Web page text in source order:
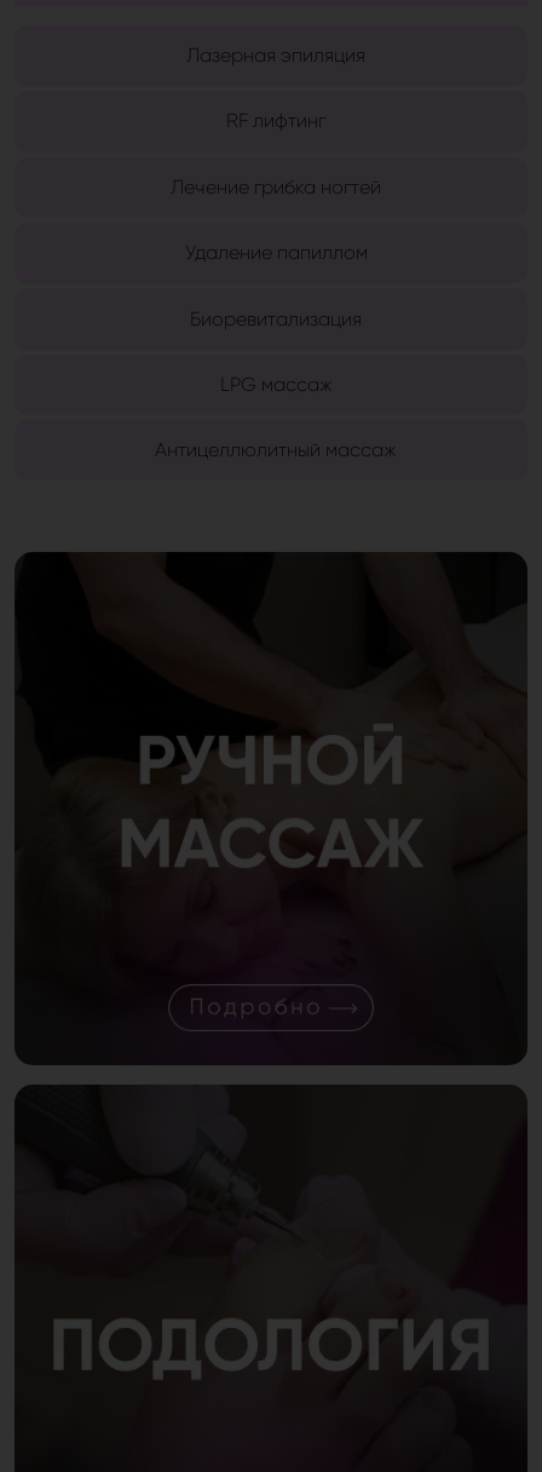
Лазерная эпиляция
RF лифтинг
Лечение грибка ногтей
Удаление папиллом
Биоревитализация
LPG массаж
Антицеллюлитный массаж